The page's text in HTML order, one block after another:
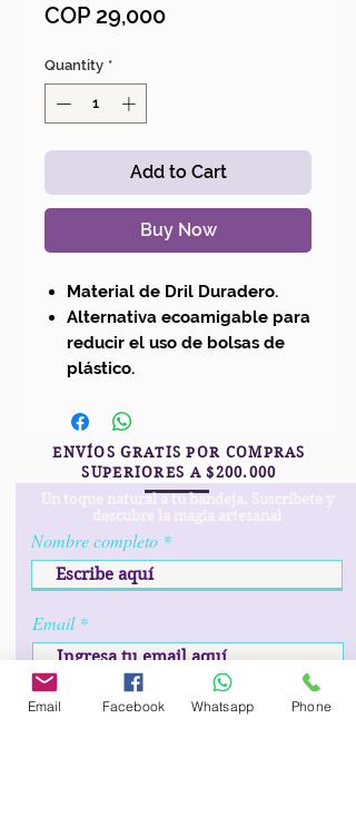
COP 29,000Price
Quantity *
Add to Cart
Buy Now
Material de Dril Duradero.
Alternativa ecoamigable para
reducir el uso de bolsas de
plástico.
ENVÍOS GRATIS POR COMPRAS
SUPERIORES A $200.000
Un toque natural a tu bandeja. Suscríbete y
Nombre completo
Email
Fecha de cumpleaños *r
Email Facebook Whatsapp Phone